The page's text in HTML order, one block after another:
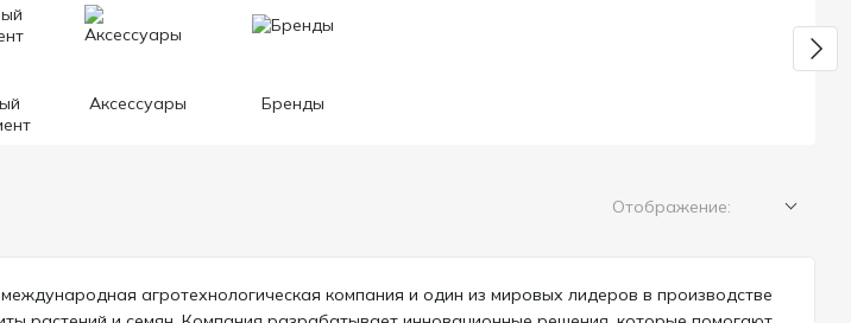
Аксессуары Бренды
Отображение:
агротехнологическая компания и один из мировых лидеров в производстве